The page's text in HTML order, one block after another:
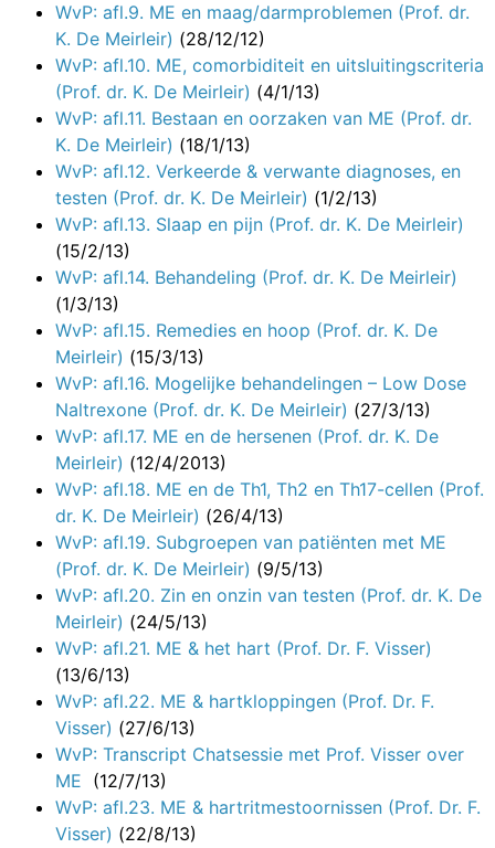
WvP: afl.9. ME en maag/darmproblemen (Prof. dr.
K. De Meirleir) (28/12/12)
WvP: afl.10. ME, comorbiditeit en uitsluitingscriteria
(Prof. dr. K. De Meirleir) (4/1/13)
WvP: afl.11. Bestaan en oorzaken van ME (Prof. dr.
K. De Meirleir) (18/1/13)
WvP: afl.12. Verkeerde & verwante diagnoses, en
testen (Prof. dr. K. De Meirleir) (1/2/13)
WvP: afl.13. Slaap en pijn (Prof. dr. K. De Meirleir)
(15/2/13)
WvP: afl.14. Behandeling (Prof. dr. K. De Meirleir)
(1/3/13)
WvP: afl.15. Remedies en hoop (Prof. dr. K. De
Meirleir) (15/3/13)
WvP: afl.16. Mogelijke behandelingen – Low Dose
Naltrexone (Prof. dr. K. De Meirleir) (27/3/13)
WvP: afl.17. ME en de hersenen (Prof. dr. K. De
Meirleir) (12/4/2013)
WvP: afl.18. ME en de Th1, Th2 en Th17-cellen (Prof.
dr. K. De Meirleir) (26/4/13)
WvP: afl.19. Subgroepen van patiënten met ME
(Prof. dr. K. De Meirleir) (9/5/13)
WvP: afl.20. Zin en onzin van testen (Prof. dr. K. De
Meirleir) (24/5/13)
WvP: afl.21. ME & het hart (Prof. Dr. F. Visser)
(13/6/13)
WvP: afl.22. ME & hartkloppingen (Prof. Dr. F.
Visser) (27/6/13)
WvP: Transcript Chatsessie met Prof. Visser over
ME (12/7/13)
WvP: afl.23. ME & hartritmestoornissen (Prof. Dr. F.
Visser) (22/8/13)